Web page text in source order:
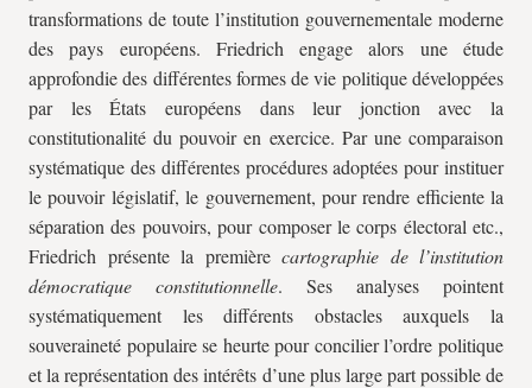
transformations de toute l’institution gouvernementale moderne
des pays européens. Friedrich engage alors une étude
approfondie des différentes formes de vie politique développées
par les États européens dans leur jonction avec la
constitutionalité du pouvoir en exercice. Par une comparaison
systématique des différentes procédures adoptées pour instituer
le pouvoir législatif, le gouvernement, pour rendre efficiente la
séparation des pouvoirs, pour composer le corps électoral etc.,
Friedrich présente la première cartographie de l’institution
démocratique constitutionnelle. Ses analyses pointent
systématiquement les différents obstacles auxquels la
souveraineté populaire se heurte pour concilier l’ordre politique
et la représentation des intérêts d’une plus large part possible de